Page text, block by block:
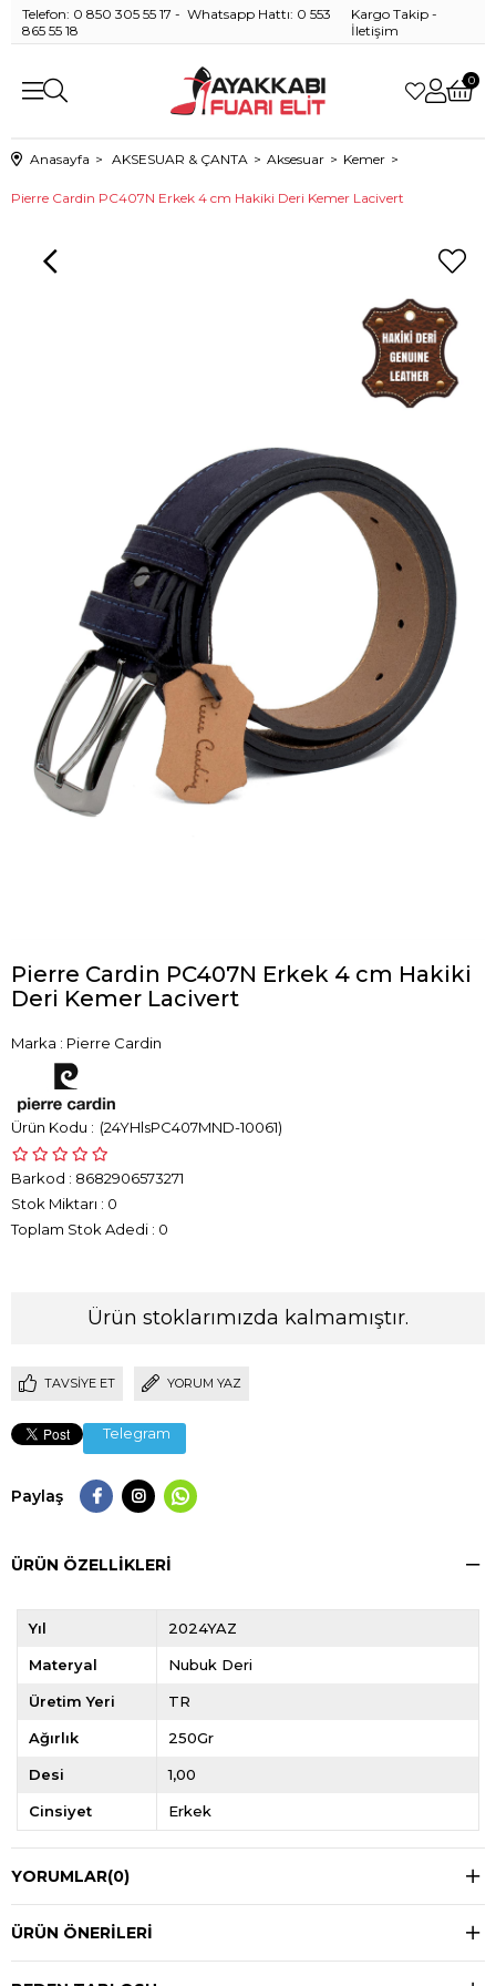
Telefon: 0 850 305 55 17 - Whatsapp Hattı: 0 553
865 55 18
Kargo Takip -
İletişim
0
Anasayfa AKSESUAR & ÇANTA Aksesuar Kemer
Pierre Cardin PC407N Erkek 4 cm Hakiki Deri Kemer Lacivert
Pierre Cardin PC407N Erkek 4 cm Hakiki
Deri Kemer Lacivert
Marka : Pierre Cardin
(24YHlsPC407MND-10061)
Barkod : 8682906573271
Stok Miktarı : 0
Toplam Stok Adedi : 0
Ürün stoklarımızda kalmamıştır.
TAVSIYE ET YORUM YAZ
Telegram
Paylaş
ÜRÜN ÖZELLIKLERI
Yıl 2024YAZ
Materyal Nubuk Deri
Üretim Yeri TR
Ağırlık 250Gr
Desi 1,00
Cinsiyet Erkek
YORUMLAR(0)
ÜRÜN ÖNERILERI